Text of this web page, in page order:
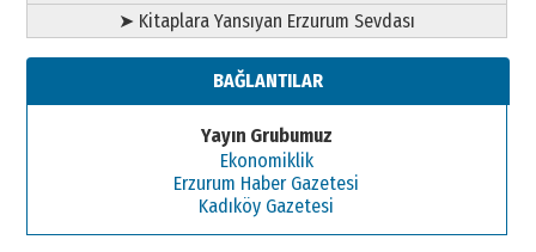
➤ Kitaplara Yansıyan Erzurum Sevdası
BAĞLANTILAR
Yayın Grubumuz
Ekonomiklik
Erzurum Haber Gazetesi
Kadıköy Gazetesi